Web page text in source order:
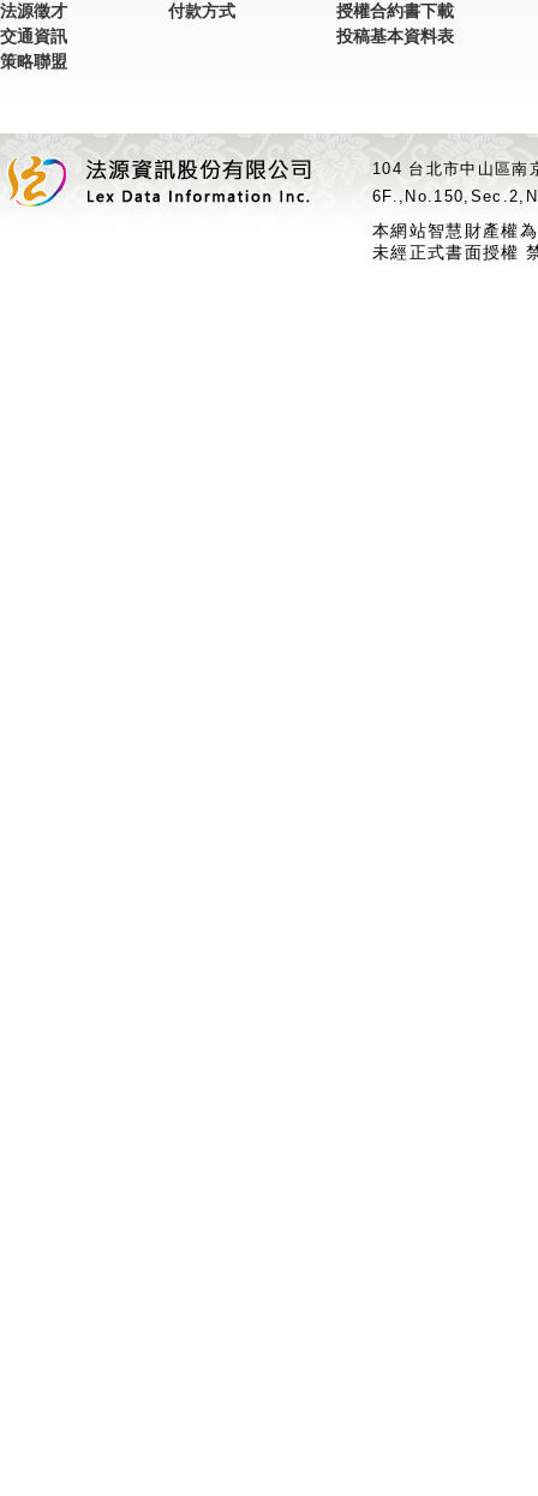
法源徵才
交通資訊
策略聯盟
付款方式
授權合約書下載
投稿基本資料表
104 台北市中山區
本網站智慧財產權
未經正式書面授權